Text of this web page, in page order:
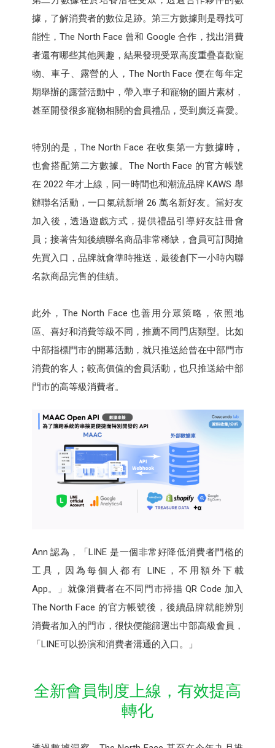
據，了解消費者的數位足跡。第三方數據則是尋找可
能性，The North Face 曾和 Google 合作，找出消費
者還有哪些其他興趣，結果發現受眾高度重疊喜歡寵
物、車子、露營的人，The North Face 便在每年定
期舉辦的露營活動中，帶入車子和寵物的圖片素材，
甚至開發很多寵物相關的會員禮品，受到廣泛喜愛。
特別的是，The North Face 在收集第一方數據時，
也會搭配第二方數據。The North Face 的官方帳號
在 2022 年才上線，同一時間也和潮流品牌 KAWS 舉
辦聯名活動，一口氣就新增 26 萬名新好友。當好友
加入後，透過遊戲方式，提供禮品引導好友註冊會
員；接著告知後續聯名商品非常稀缺，會員可訂閱搶
先買入口，品牌就會準時推送，最後創下一小時內聯
名款商品完售的佳績。
此外，The North Face 也善用分眾策略，依照地
區、喜好和消費等級不同，推薦不同門店類型。比如
中部指標門市的開幕活動，就只推送給曾在中部門市
消費的客人；較高價值的會員活動，也只推送給中部
門市的高等級消費者。
Ann 認為，「LINE 是一個非常好降低消費者門檻的
工具，因為每個人都有 LINE，不用額外下載
App。」就像消費者在不同門市掃描 QR Code 加入
The North Face 的官方帳號後，後續品牌就能辨別
消費者加入的門市，很快便能篩選出中部高級會員，
「LINE可以扮演和消費者溝通的入口。」
全新會員制度上線，有效提高
轉化